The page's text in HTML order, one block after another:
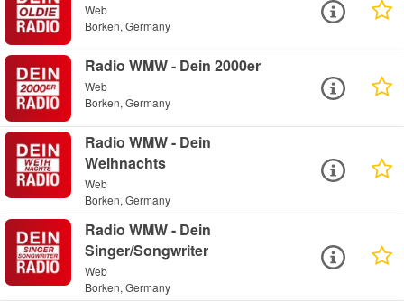
Web
Borken, Germany
Radio WMW - Dein 2000er
Web
Borken, Germany
Radio WMW - Dein
Weihnachts
Web
Borken, Germany
Radio WMW - Dein
Singer/Songwriter
Web
Borken, Germany